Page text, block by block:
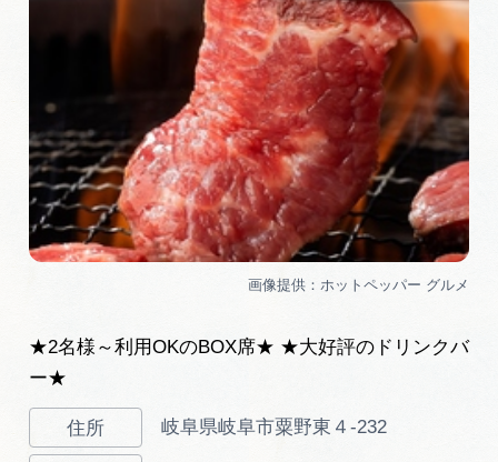
★2名様～利用OKのBOX席★ ★大好評のドリンクバ
ー★
岐阜県岐阜市粟野東４-232